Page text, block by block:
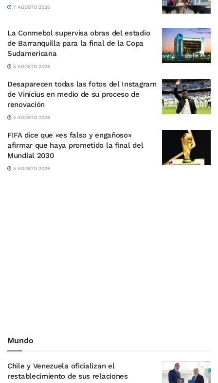
7 AGOSTO 2026
La Conmebol supervisa obras del estadio
de Barranquilla para la final de la Copa
Sudamericana
5 AGOSTO 2026
Desaparecen todas las fotos del Instagram
de Vinícius en medio de su proceso de
renovación
5 AGOSTO 2026
FIFA dice que «es falso y engañoso»
afirmar que haya prometido la final del
Mundial 2030
5 AGOSTO 2026
Mundo
Chile y Venezuela oficializan el
restablecimiento de sus relaciones